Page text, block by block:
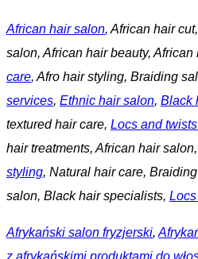
African hair salon, African hair
salon, African hair beauty, African
care, Afro hair styling, Braiding
services, Ethnic hair salon, Black
textured hair care, Locs and
hair treatments, African hair
styling, Natural hair care,
salon, Black hair specialists, Locs
Afrykański salon fryzjerski,
z afrykańskimi produktami do